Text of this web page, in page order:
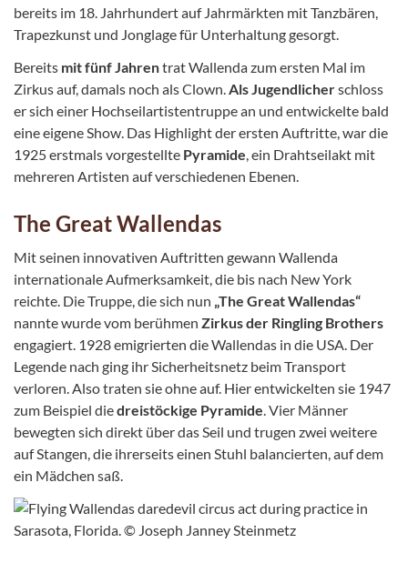
bereits im 18. Jahrhundert auf Jahrmärkten mit Tanzbären,
Trapezkunst und Jonglage für Unterhaltung gesorgt.
Bereits mit fünf Jahrentrat Wallenda zum ersten Mal im
Zirkus auf, damals noch als Clown. Als Jugendlicherschloss
er sich einer Hochseilartistentruppe an und entwickelte bald
eine eigene Show. Das Highlight der ersten Auftritte, war die
1925 erstmals vorgestellte Pyramide , ein Drahtseilakt mit
mehreren Artisten auf verschiedenen Ebenen.
The Great Wallendas
Mit seinen innovativen Auftritten gewann Wallenda
internationale Aufmerksamkeit, die bis nach New York
reichte. Die Truppe, die sich nun „The Great Wallendas“
nannte wurde vom berühmen Zirkus der Ringling Brothers
engagiert. 1928 emigrierten die Wallendas in die USA. Der
Legende nach ging ihr Sicherheitsnetz beim Transport
verloren. Also traten sie ohne auf. Hier entwickelten sie 1947
zum Beispiel diedreistöckige Pyramide . Vier Männer
bewegten sich direkt über das Seil und trugen zwei weitere
auf Stangen, die ihrerseits einen Stuhl balancierten, auf dem
ein Mädchen saß.